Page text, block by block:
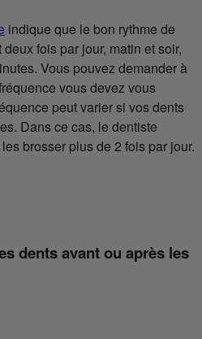
indique que le bon rythme de
fois par jour, matin et soir,
Vous pouvez demander à
vous devez vous
peut varier si vos dents
Dans ce cas, le dentiste
brosser plus de 2 fois par jour.
dents avant ou après les